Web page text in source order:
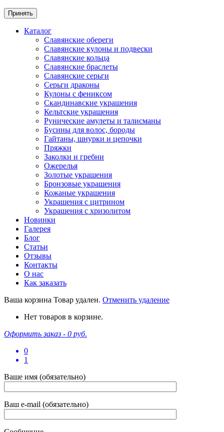
Принять
Каталог
Славянские обереги
Славянские кулоны и подвески
Славянские кольца
Славянские браслеты
Славянские серьги
Серьги драконы
Кулоны с фениксом
Скандинавские украшения
Кельтские украшения
Рунические амулеты и талисманы
Бусины для волос, бороды
Гайтаны, шнурки и цепочки
Пряжки
Заколки и гребни
Ожерелья
Золотые украшения
Бронзовые украшения
Кожаные украшения
Украшения с цитрином
Украшения с хризолитом
Новинки
Галерея
Блог
Статьи
Отзывы
Контакты
О нас
Как заказать
Ваша корзина Товар удален. Отменить удаление
Нет товаров в корзине.
Оформить заказ - 0 руб.
0
1
Ваше имя (обязательно)
Ваш e-mail (обязательно)